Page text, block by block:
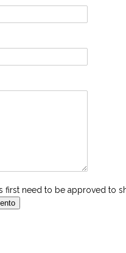
first need to be approved to